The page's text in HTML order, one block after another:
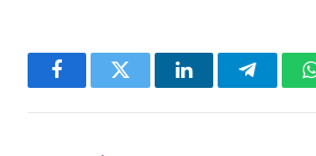
FacebookTwitter LinkedIn